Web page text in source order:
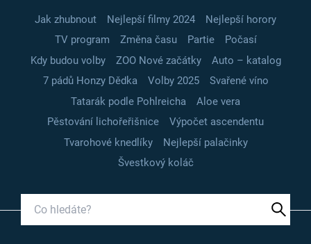
Jak zhubnout Nejlepší filmy 2024
Nejlepší horory
TV program
Změna času Partie
Počasí
Kdy budou volby
ZOO Nové začátky
Auto – katalog
7 pádů Honzy Dědka
Volby 2025
Svařené víno
Tatarák podle Pohlreicha
Aloe vera
Pěstování lichořeřišnice
Výpočet ascendentu
Tvarohové knedlíky
Nejlepší palačinky
Švestkový koláč